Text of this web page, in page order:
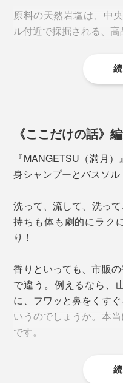
男女を問わず、強い香
監修によるもの。
高橋氏は、東京・吉祥
ロマテラピースクール
人 日本アロマ環境協会
高橋氏によると、『
使い方はカンタン、ま
『MANGETSU（満月
月）』のどちらかを、
から泡立ててください。
見た目は透明、目立っ
プーですが、あっとい
できあがり。
原料の天然岩塩は、中
ル付近で採掘される、高
世界最高峰で採掘され
『MANGETSU（満
『SINGETSU（新月）
どちらも、ナトリウム
《ここだけの話》
『MANGETSU（満月
身シャンプーとバスソル
洗って、流して、洗っ
持ちも体も劇的にラク
り！
香りといっても、市販
で違う。例えるなら、
に、フワッと鼻をくす
いうのでしょうか。本
です。
『MANGETSU（満